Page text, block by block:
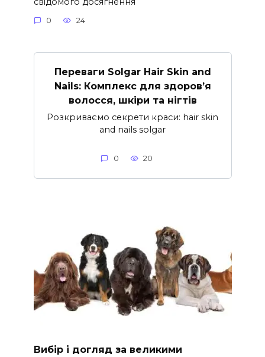
0 24
Переваги Solgar Hair Skin and
Nails: Комплекс для здоров’я
волосся, шкіри та нігтів
Розкриваємо секрети краси: hair skin
and nails solgar
0 20
Вибір і догляд за великими